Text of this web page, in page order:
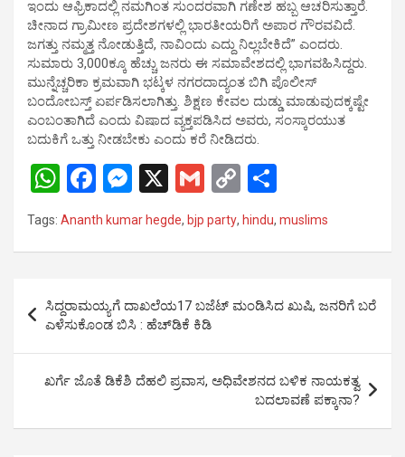
ಇಂದು ಆಫ್ರಿಕಾದಲ್ಲಿ ನಮಗಿಂತ ಸುಂದರವಾಗಿ ಗಣೇಶ ಹಬ್ಬ ಆಚರಿಸುತ್ತಾರೆ.
ಚೀನಾದ ಗ್ರಾಮೀಣ ಪ್ರದೇಶಗಳಲ್ಲಿ ಭಾರತೀಯರಿಗೆ ಅಪಾರ ಗೌರವವಿದೆ.
ಜಗತ್ತು ನಮ್ಮತ್ತ ನೋಡುತ್ತಿದೆ, ನಾವಿಂದು ಎದ್ದು ನಿಲ್ಲಬೇಕಿದೆ” ಎಂದರು.
ಸುಮಾರು 3,000ಕ್ಕೂ ಹೆಚ್ಚು ಜನರು ಈ ಸಮಾವೇಶದಲ್ಲಿ ಭಾಗವಹಿಸಿದ್ದರು.
ಮುನ್ನೆಚ್ಚರಿಕಾ ಕ್ರಮವಾಗಿ ಭಟ್ಕಳ ನಗರದಾದ್ಯಂತ ಬಿಗಿ ಪೊಲೀಸ್
ಬಂದೋಬಸ್ತ್ ಏರ್ಪಡಿಸಲಾಗಿತ್ತು. ಶಿಕ್ಷಣ ಕೇವಲ ದುಡ್ಡು ಮಾಡುವುದಕ್ಕಷ್ಟೇ
ಎಂಬಂತಾಗಿದೆ ಎಂದು ವಿಷಾದ ವ್ಯಕ್ತಪಡಿಸಿದ ಅವರು, ಸಂಸ್ಕಾರಯುತ
ಬದುಕಿಗೆ ಒತ್ತು ನೀಡಬೇಕು ಎಂದು ಕರೆ ನೀಡಿದರು.
W
h
A
p
p
F
a
o
o
k
M
es
g
er
X
G
m
ail
C
o
n
Tags: Ananth kumar hegde, bjp party, hindu, muslims
navigation
ಸಿದ್ದರಾಮಯ್ಯಗೆ ದಾಖಲೆಯ17 ಬಜೆಟ್ ಮಂಡಿಸಿದ ಖುಷಿ, ಜನರಿಗೆ ಬರೆ
ಎಳೆಸುಕೊಂಡ ಬಿಸಿ : ಹೆಚ್‌ಡಿಕೆ ಕಿಡಿ
ಖರ್ಗೆ ಜೊತೆ ಡಿಕೆಶಿ ದೆಹಲಿ ಪ್ರವಾಸ, ಅಧಿವೇಶನದ ಬಳಿಕ ನಾಯಕತ್ವ
ಬದಲಾವಣೆ ಪಕ್ಕಾನಾ?